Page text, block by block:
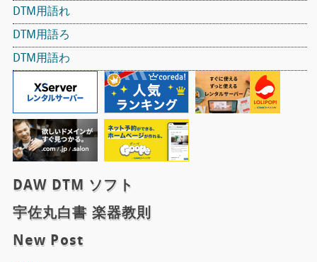
DTM用語れ
DTM用語ろ
DTM用語わ
DAW DTM ソフト
宇佐丸白書 楽器教則
New Post